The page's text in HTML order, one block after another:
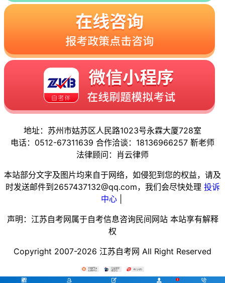
地址：苏州市姑苏区人民路1023号永霖大厦728室
电话：0512-67311639 合作洽谈：18136966257 靳老师
法律顾问：肖云律师
本站部分文字及图片均来自于网络，如侵犯到您的权益，请及
时发送邮件到2657437132@qq.com，我们会尽快处理 投诉
中心|
声明：江苏自考网属于自考信息咨询民间网站 本站享有解释
权
Copyright 2007-2026 江苏自考网 All Right Reserved
    1 